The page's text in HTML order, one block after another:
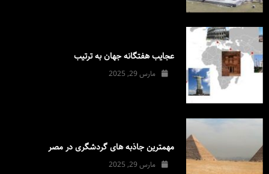
عجایب هفتگانه جهان به ترتیب
مارس 29, 2025
مهمترین جاذبه های گردشگری در مصر
مارس 29, 2025